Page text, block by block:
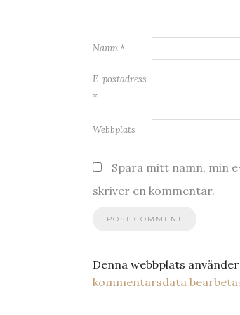
Namn *
E-postadress
*
Webbplats
Spara mitt namn, min
skriver en kommentar.
Denna webbplats
kommentarsdata